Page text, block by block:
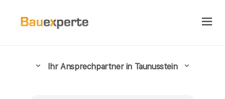
Ihr Ansprechpartner in Taunusstein